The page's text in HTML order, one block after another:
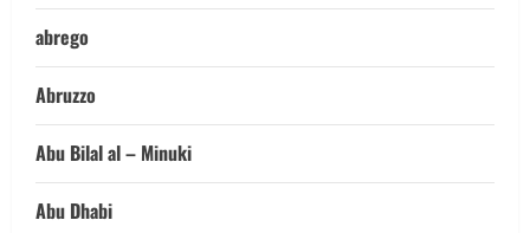
abrego
Abruzzo
Abu Bilal al – Minuki
Abu Dhabi